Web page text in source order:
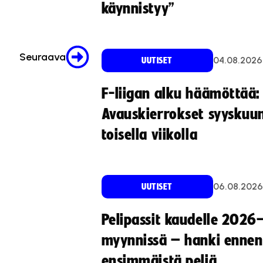
Seuraava
käynnistyy”
UUTISET 04.08.2026
F-liigan alku häämöttää:
Avauskierrokset
toisella viikolla
UUTISET 06.08.2026
Pelipassit kaudelle
myynnissä – hanki ennen